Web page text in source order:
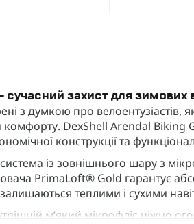
захист для
з думкою про велоентузіастів,
комфорту. DexShell Arendal Biking
конструкції та
із зовнішнього шару з
PrimaLoft® Gold гарантує
теплими і сухими
м’який мікрофліс ніжно